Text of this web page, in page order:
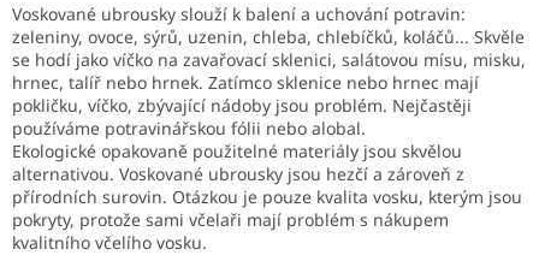
Voskované ubrousky slouží k balení a uchování potravin:
zeleniny, ovoce, sýrů, uzenin, chleba, chlebíčků, koláčů... Skvěle
se hodí jako víčko na zavařovací sklenici, salátovou mísu, misku,
hrnec, talíř nebo hrnek. Zatímco sklenice nebo hrnec mají
pokličku, víčko, zbývající nádoby jsou problém. Nejčastěji
používáme potravinářskou fólii nebo alobal.
Ekologické opakovaně použitelné materiály jsou skvělou
alternativou. Voskované ubrousky jsou hezčí a zároveň z
přírodních surovin. Otázkou je pouze kvalita vosku, kterým jsou
pokryty, protože sami včelaři mají problém s nákupem
kvalitního včelího vosku.